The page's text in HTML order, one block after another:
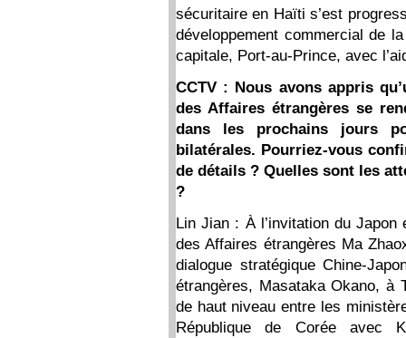
sécuritaire en Haïti s’est
développement commercial de
capitale, Port-au-Prince, avec
CCTV : Nous avons appris
des Affaires étrangères se
dans les prochains jours
bilatérales. Pourriez-vous
de détails ? Quelles sont les
?
Lin Jian : À l’invitation du
des Affaires étrangères Ma
dialogue stratégique Chine-
étrangères, Masataka Okano, à
de haut niveau entre les
République de Corée avec